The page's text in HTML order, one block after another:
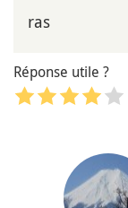
ras
Réponse utile ?